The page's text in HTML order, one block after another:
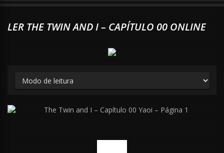
LER THE TWIN AND I – CAPÍTULO 00 ONLINE